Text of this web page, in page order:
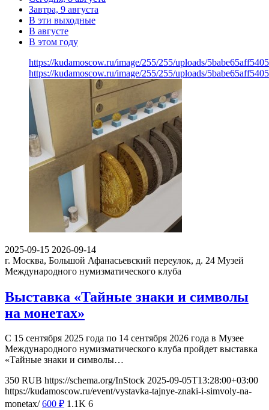
Завтра, 9 августа
В эти выходные
В августе
В этом году
https://kudamoscow.ru/image/255/255/uploads/
https://kudamoscow.ru/image/255/255/uploads/
2025-09-15 2026-09-14
г. Москва, Большой Афанасьевский переулок, д. 24 Музей
Международного нумизматического клуба
Выставка «Тайные знаки и символы
на монетах»
С 15 сентября 2025 года по 14 сентября 2026 года в Музее
Международного нумизматического клуба пройдет выставка
«Тайные знаки и символы…
350 RUB https://schema.org/InStock 2025-09-05T13:28:00+03:00
https://kudamoscow.ru/event/vystavka-tajnye-znaki-i-simvoly-na-
monetax/ 600 ₽ 1.1K 6